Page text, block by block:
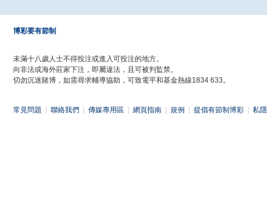
博彩要有節制
未滿十八歲人士不得投注或進入可投注的地方。
向非法或海外莊家下注，即屬違法，且可被判監禁。
切勿沉迷賭博，如需尋求輔導協助，可致電平和基金熱線1834 633。
常見問題 聯絡我們 傳媒專用區 網頁指南 規例 提倡有節制博彩 私